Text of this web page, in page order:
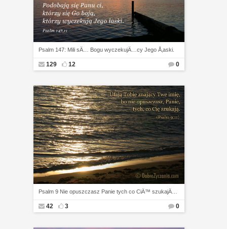
Psalm 147: Mili sÄ… Bogu wyczekujÄ…cy Jego Å‚aski.
129 12 0
Psalm 9 Nie opuszczasz Panie tych co CiÄ™ szukajÄ…
42 3 0